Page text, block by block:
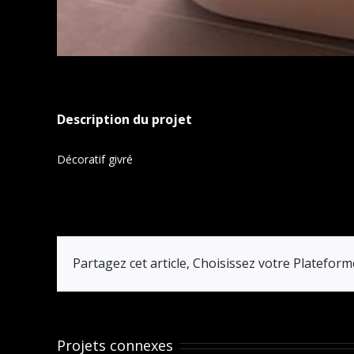
Description du projet
Décoratif givré
Partagez cet article, Choisissez votre
Projets connexes